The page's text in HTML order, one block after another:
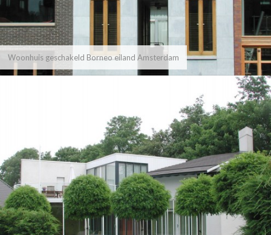
Woonhuis geschakeld Borneo eiland Amsterdam